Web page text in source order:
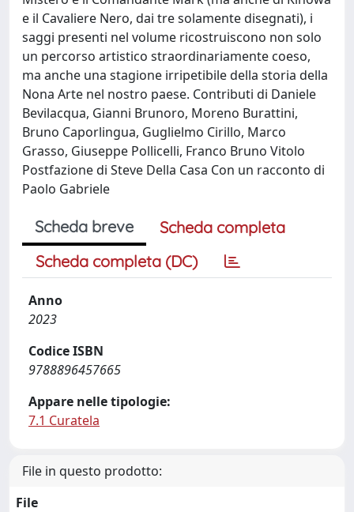
e il Cavaliere Nero, dai tre solamente disegnati), i
saggi presenti nel volume ricostruiscono non solo
un percorso artistico straordinariamente coeso,
ma anche una stagione irripetibile della storia della
Nona Arte nel nostro paese. Contributi di Daniele
Bevilacqua, Gianni Brunoro, Moreno Burattini,
Bruno Caporlingua, Guglielmo Cirillo, Marco
Grasso, Giuseppe Pollicelli, Franco Bruno Vitolo
Postfazione di Steve Della Casa Con un racconto di
Paolo Gabriele
Scheda breve
Scheda completa
Scheda completa (DC)
Anno
2023
Codice ISBN
9788896457665
Appare nelle tipologie:
7.1 Curatela
File in questo prodotto:
File